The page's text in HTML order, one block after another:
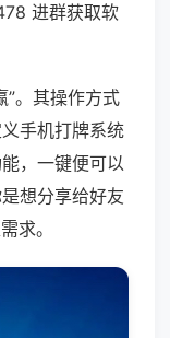
进群获取软
”。其操作方式
手机打牌系统
，一键便可以
想分享给好友
求。